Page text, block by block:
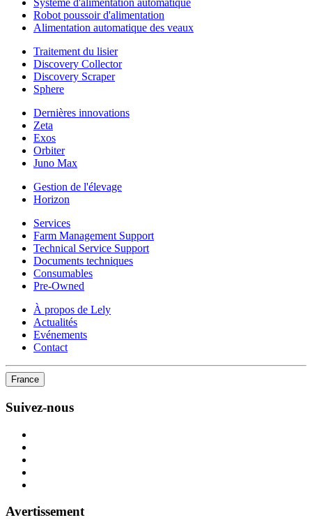
Système d'alimentation automatique
Robot poussoir d'alimentation
Alimentation automatique des veaux
Traitement du lisier
Discovery Collector
Discovery Scraper
Sphere
Dernières innovations
Zeta
Exos
Orbiter
Juno Max
Gestion de l'élevage
Horizon
Services
Farm Management Support
Technical Service Support
Documents techniques
Consumables
Pre-Owned
À propos de Lely
Actualités
Evénements
Contact
France
Suivez-nous
Avertissement